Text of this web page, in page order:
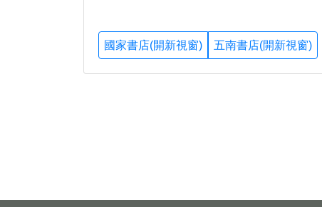
國家書店(開新視窗) 五南書店(開新視窗)